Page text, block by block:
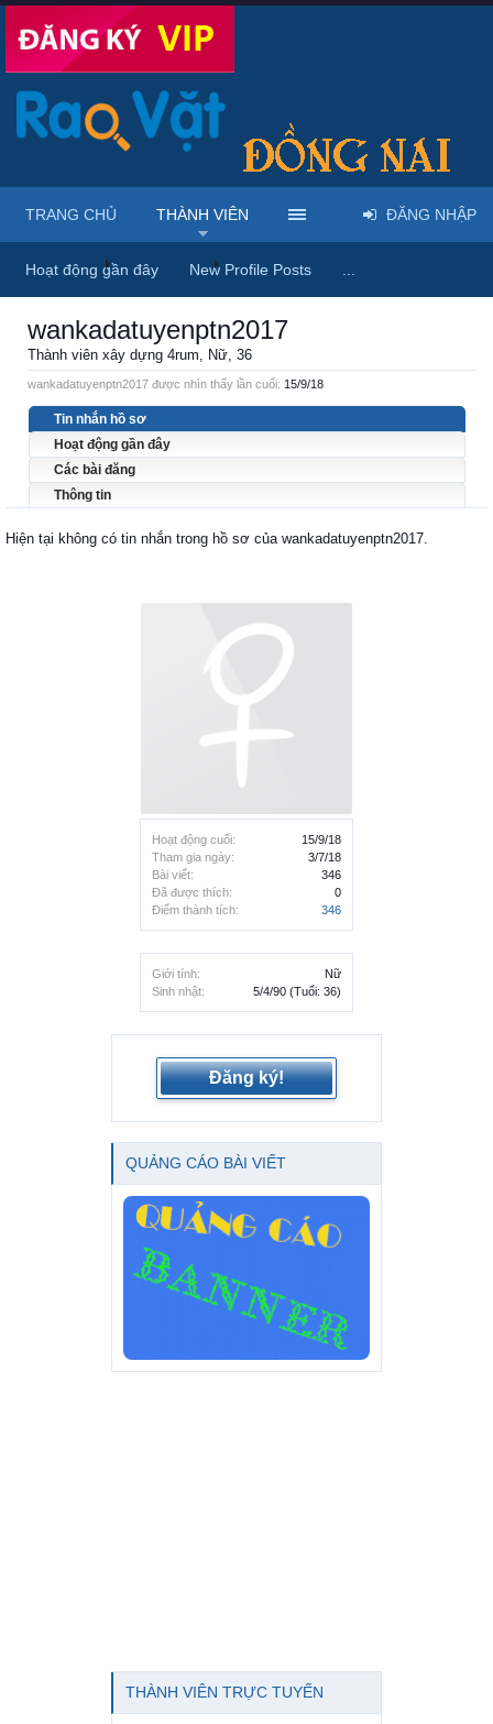
Trang chủ Thành viên wankadatuyenptn2017
Hoạt động cuối:
15/9/18
Tham gia ngày:
3/7/18
Bài viết:
346
Đã được thích:
0
Điểm thành tích:
346
Giới tính:
Nữ
Sinh nhật:
5/4/90 (Tuổi: 36)
wankadatuyenptn2017
Thành viên xây dựng 4rum, Nữ, 36
wankadatuyenptn2017 được nhìn thấy lần cuối: 15/9/18
Tin nhắn hồ sơ
Hoạt động gần đây
Các bài đăng
Thông tin
Hiện tại không có tin nhắn trong hồ sơ của wankadatuyenptn2017.
Đăng ký!
QUẢNG CÁO BÀI VIẾT
THÀNH VIÊN TRỰC TUYẾN
TRANG CHỦ THÀNH VIÊN
Hoạt động gần đây New Profile Posts
ĐĂNG NHẬP